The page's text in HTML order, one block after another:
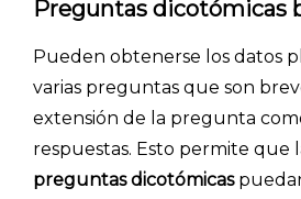
Preguntas dicotómicas
Pueden obtenerse los datos
varias preguntas que son
extensión de la pregunta
respuestas. Esto permite que
preguntas dicotómicas